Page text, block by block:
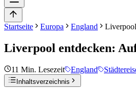
Startseite Europa England
Liverpool entdecken:
11 Min. Lesezeit England
Inhaltsverzeichnis